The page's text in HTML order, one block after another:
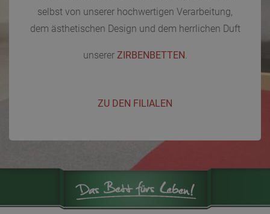
selbst von unserer hochwertigen Verarbeitung,
dem ästhetischen Design und dem herrlichen Duft
unserer ZIRBENBETTEN.
ZU DEN FILIALEN